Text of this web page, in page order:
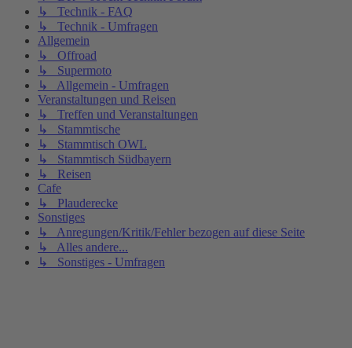
↳ Technik - FAQ
↳ Technik - Umfragen
Allgemein
↳ Offroad
↳ Supermoto
↳ Allgemein - Umfragen
Veranstaltungen und Reisen
↳ Treffen und Veranstaltungen
↳ Stammtische
↳ Stammtisch OWL
↳ Stammtisch Südbayern
↳ Reisen
Cafe
↳ Plauderecke
Sonstiges
↳ Anregungen/Kritik/Fehler bezogen auf diese Seite
↳ Alles andere...
↳ Sonstiges - Umfragen